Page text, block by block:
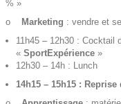
% »
o Marketing : vendre et
11h45 – 12h30 : Cocktail
« SportExpérience »
12h30 – 14h : Lunch
14h15 – 15h15 :